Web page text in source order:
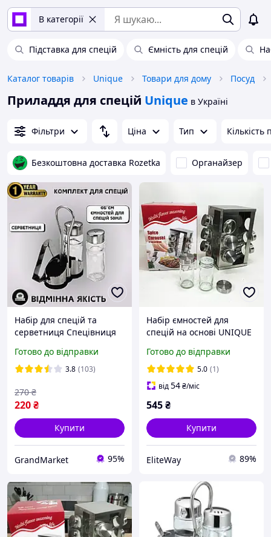
В категорії
Підставка для спецій Ємність для спецій
Каталог товарів Unique Товари для дому Посуд
Приладдя для спецій Unique в Україні
Фільтри Ціна Тип Кількість
Безкоштовна доставка Rozetka Органайзер
Набір для спецій та
серветниця Спецівниця
Спецівниця-серветниця
на підставці
Готово до відправки
3.8 (103)
220₴
270 ₴
Купити
GrandMarket 95%
Набір ємностей для
спецій на основі UNIQUE
Органайзер для приправ
Готово до відправки
5.0 (1)
від54₴/міс
545₴
Купити
EliteWay 89%